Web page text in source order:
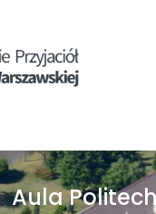
Aula